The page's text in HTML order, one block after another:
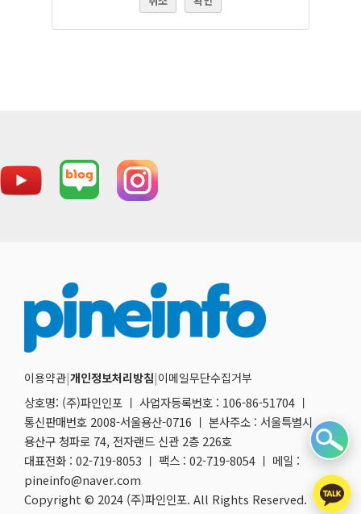
이용약관|개인정보처리방침|이메일무단수집거부
상호명: (주)파인인포 ㅣ 사업자등록번호 : 106-86-51704 ㅣ
통신판매번호 2008-서울용산-0716 ㅣ 본사주소 : 서울특별시
용산구 청파로 74, 전자랜드 신관 2층 226호
대표전화 : 02-719-8053 ㅣ 팩스 : 02-719-8054 ㅣ 메일 :
pineinfo@naver.com
Copyright © 2024 (주)파인인포. All Rights Reserved.